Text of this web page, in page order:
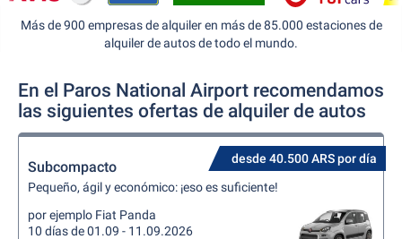
Más de 900 empresas de alquiler en más de 85.000 estaciones de
alquiler de autos de todo el mundo.
En el Paros National Airport recomendamos
las siguientes ofertas de alquiler de autos
desde 40.500 ARS por día
Subcompacto
Pequeño, ágil y económico: ¡eso es suficiente!
por ejemplo Fiat Panda
10 días de 01.09 - 11.09.2026